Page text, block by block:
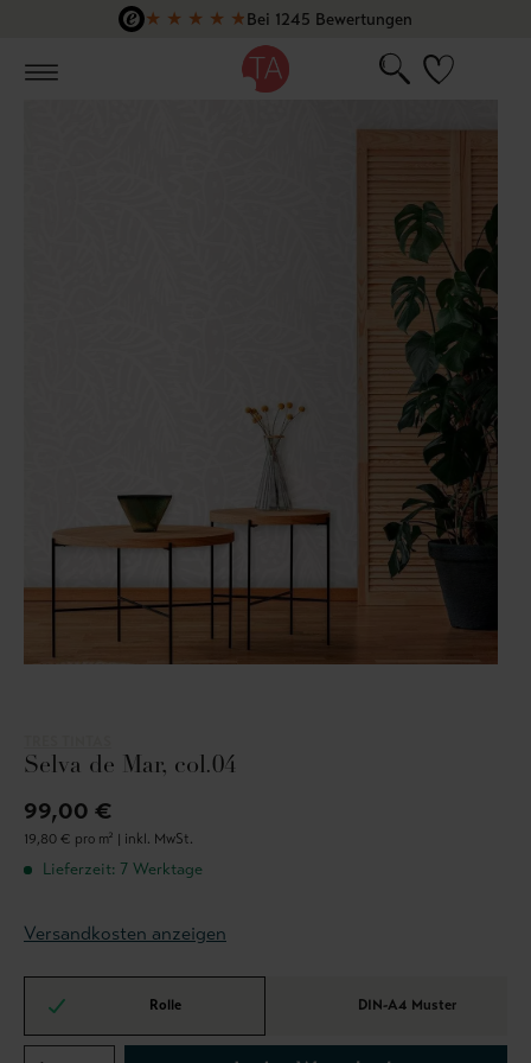
Zum Hauptinhalt springen
★ ★ ★ ★ ★Bei 1245 Bewertungen
Selva de Mar, col.04
99,00 €
19,80 € pro m² | inkl. MwSt.
Lieferzeit: 7 Werktage
Versandkosten anzeigen
Rolle DIN-A4 Muster